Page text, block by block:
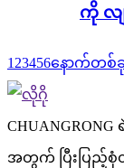
ကို လျ
123456နောက်တစ်
အတွက် ပြီးပြည့်စုံ